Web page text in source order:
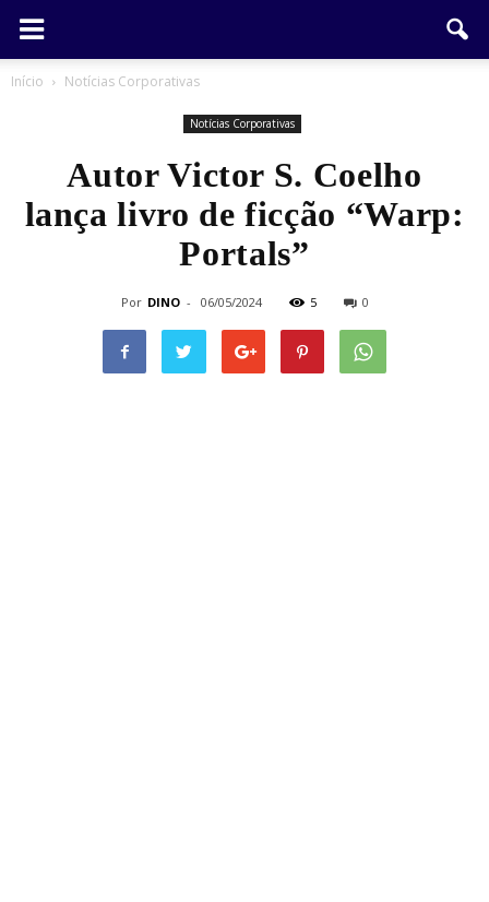
Início Notícias Corporativas
Notícias Corporativas
Autor Victor S. Coelho
lança livro de ficção “Warp:
Portals”
Por DINO - 06/05/2024 5 0